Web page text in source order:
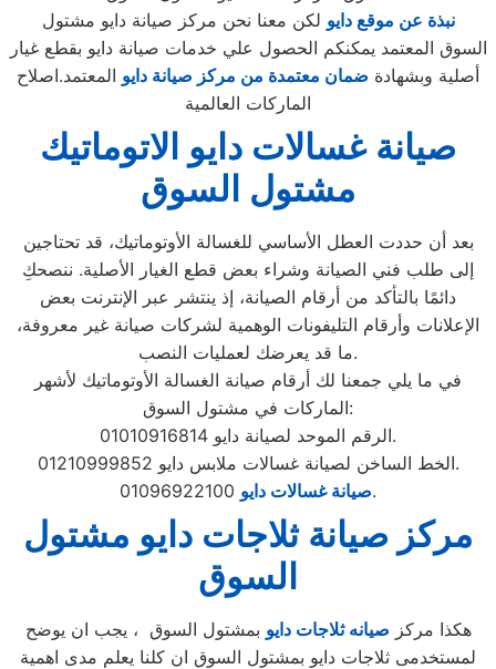
نبذة عن موقع دايو لكن معنا نحن مركز صيانة دايو مشتول
السوق المعتمد يمكنكم الحصول علي خدمات صيانة دايو بقطع غيار
أصلية وبشهادة ضمان معتمدة من مركز صيانة دايو المعتمد.اصلاح
الماركات العالمية
صيانة غسالات دايو الاتوماتيك
مشتول السوق
بعد أن حددت العطل الأساسي للغسالة الأوتوماتيك، قد تحتاجين
إلى طلب فني الصيانة وشراء بعض قطع الغيار الأصلية. ننصحكِ
دائمًا بالتأكد من أرقام الصيانة، إذ ينتشر عبر الإنترنت بعض
الإعلانات وأرقام التليفونات الوهمية لشركات صيانة غير معروفة،
ما قد يعرضك لعمليات النصب.
في ما يلي جمعنا لك أرقام صيانة الغسالة الأوتوماتيك لأشهر
الماركات في مشتول السوق:
الرقم الموحد لصيانة دايو 01010916814.
الخط الساخن لصيانة غسالات ملابس دايو 01210999852.
صيانة غسالات دايو01096922100.
مركز صيانة ثلاجات دايو مشتول
السوق
هكذا مركز صيانه ثلاجات دايو بمشتول السوق ، يجب ان يوضح
لمستخدمى ثلاجات دايو بمشتول السوق ان كلنا يعلم مدى اهمية